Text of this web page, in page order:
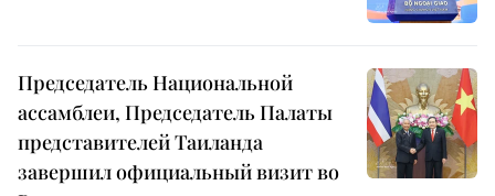
Председатель Национальной
ассамблеи, Председатель Палаты
представителей Таиланда
завершил официальный визит во